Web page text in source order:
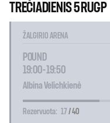
TREČIADIENIS 5 RUGP
ŽALGIRIO ARENA
POUND
19:00 - 19:50
Albina Velichkienė
Rezervuota: 17 / 40